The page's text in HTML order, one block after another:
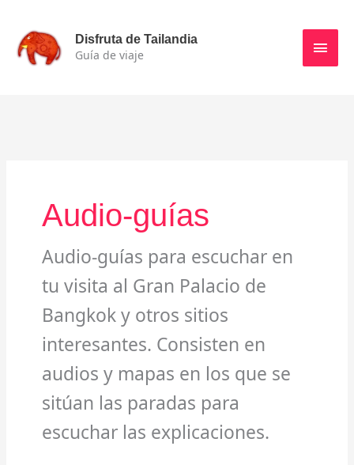
contenido
Disfruta de Tailandia
Guía de viaje
Audio-guías
Audio-guías para escuchar en
tu visita al Gran Palacio de
Bangkok y otros sitios
interesantes. Consisten en
audios y mapas en los que se
sitúan las paradas para
escuchar las explicaciones.